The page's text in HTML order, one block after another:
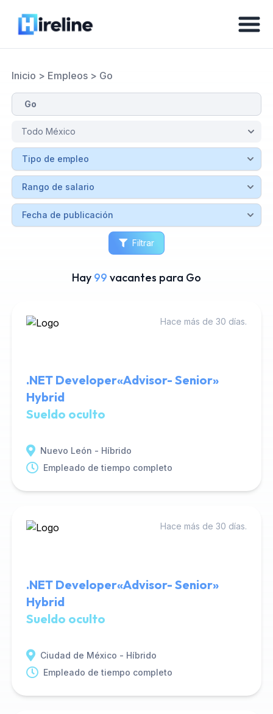
Inicio > Empleos> Go
Filtrar
Hay 99 vacantes para Go
Hace más de 30 días.
.NET Developer«Advisor- Senior»
Hybrid
Sueldo oculto
Nuevo León - Híbrido
Empleado de tiempo completo
Hace más de 30 días.
.NET Developer«Advisor- Senior»
Hybrid
Sueldo oculto
Ciudad de México - Híbrido
Empleado de tiempo completo